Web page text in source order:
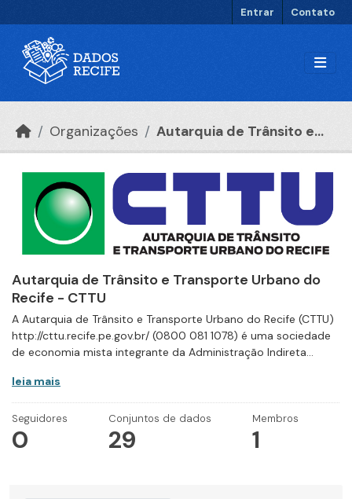
Entrar Contato
Organizações Autarquia de Trânsito e...
Autarquia de Trânsito e Transporte Urbano do
Recife - CTTU
A Autarquia de Trânsito e Transporte Urbano do Recife (CTTU)
http://cttu.recife.pe.gov.br/ (0800 081 1078) é uma sociedade
de economia mista integrante da Administração Indireta...
leia mais
Seguidores
0
Conjuntos de dados
29
Membros
1